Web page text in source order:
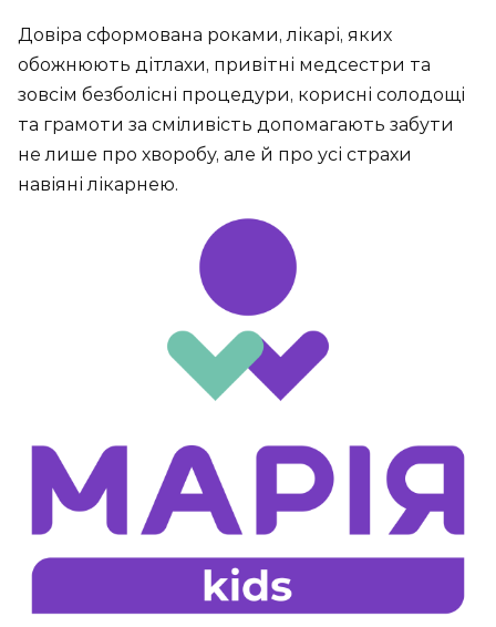
Довіра сформована роками, лікарі, яких
обожнюють дітлахи, привітні медсестри та
зовсім безболісні процедури, корисні солодощі
та грамоти за сміливість допомагають забути
не лише про хворобу, але й про усі страхи
навіяні лікарнею.